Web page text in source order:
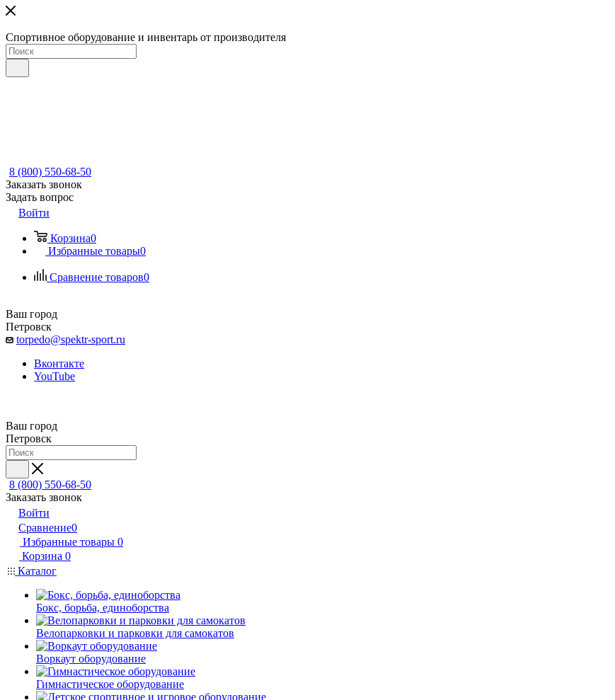
Спортивное оборудование и инвентарь от производителя
8 (800) 550-68-50
Заказать звонок
Задать вопрос
Войти
Корзина0
Избранные товары0
Сравнение товаров0
Ваш город
Петровск
torpedo@spektr-sport.ru
Вконтакте
YouTube
Ваш город
Петровск
8 (800) 550-68-50
Заказать звонок
Войти
Сравнение0
Избранные товары 0
Корзина 0
Каталог
Бокс, борьба, единоборства
Велопарковки и парковки для самокатов
Воркаут оборудование
Гимнастическое оборудование